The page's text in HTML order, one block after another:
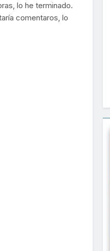
lo he terminado.
comentaros, lo